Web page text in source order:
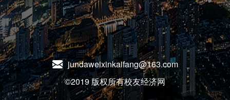
jundaweixinkaifang@163.com
©2019 版权所有校友经济网
0.034843s